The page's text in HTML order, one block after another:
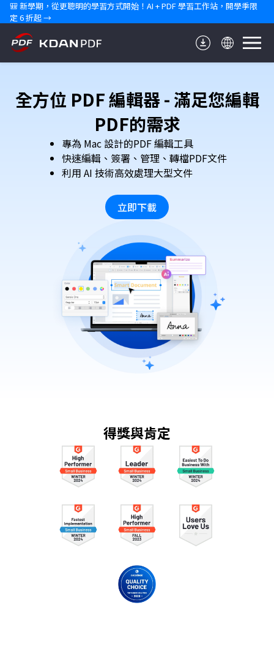
🎒 新學期，從更聰明的學習方式開始！AI + PDF 學習工作站，開學季限
定 6 折起 →
全方位 PDF 編輯器 - 滿足您編輯
PDF的需求
專為 Mac 設計的PDF 編輯工具
快速編輯、簽署、管理、轉檔PDF文件
利用 AI 技術高效處理大型文件
立即下載
得獎與肯定